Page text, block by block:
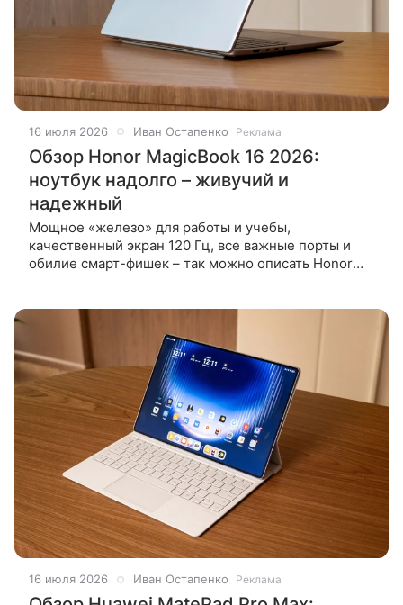
16 июля 2026 Иван Остапенко Реклама
Обзор Honor MagicBook 16 2026:
ноутбук надолго – живучий и
надежный
Мощное «железо» для работы и учебы,
качественный экран 120 Гц, все важные порты и
обилие смарт-фишек – так можно описать Honor
16 июля 2026 Иван Остапенко Реклама